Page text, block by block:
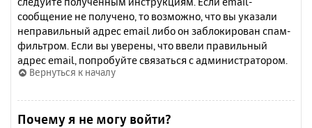
сообщение не получено, то возможно, что вы указали
неправильный адрес email либо он заблокирован спам-
фильтром. Если вы уверены, что ввели правильный
адрес email, попробуйте связаться с администратором.
Вернуться к началу
Почему я не могу войти?